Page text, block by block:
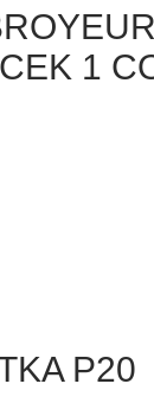
1
P20